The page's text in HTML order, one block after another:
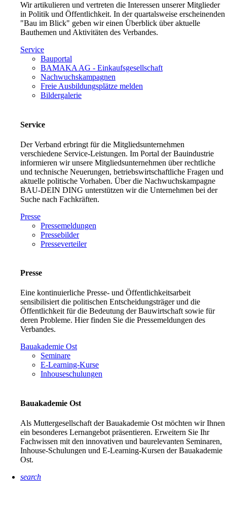
Wir artikulieren und vertreten die Interessen unserer Mitglieder
in Politik und Öffentlichkeit. In der quartalsweise erscheinenden
"Bau im Blick" geben wir einen Überblick über aktuelle
Bauthemen und Aktivitäten des Verbandes.
Service
Bauportal
BAMAKA AG - Einkaufsgesellschaft
Nachwuchskampagnen
Freie Ausbildungsplätze melden
Bildergalerie
Service
Der Verband erbringt für die Mitgliedsunternehmen
verschiedene Service-Leistungen. Im Portal der Bauindustrie
informieren wir unsere Mitgliedsunternehmen über rechtliche
und technische Neuerungen, betriebswirtschaftliche Fragen und
aktuelle politische Vorhaben. Über die Nachwuchskampagne
BAU-DEIN DING unterstützen wir die Unternehmen bei der
Suche nach Fachkräften.
Presse
Pressemeldungen
Pressebilder
Presseverteiler
Presse
Eine kontinuierliche Presse- und Öffentlichkeitsarbeit
sensibilisiert die politischen Entscheidungsträger und die
Öffentlichkeit für die Bedeutung der Bauwirtschaft sowie für
deren Probleme. Hier finden Sie die Pressemeldungen des
Verbandes.
Bauakademie Ost
Seminare
E-Learning-Kurse
Inhouseschulungen
Bauakademie Ost
Als Muttergesellschaft der Bauakademie Ost möchten wir Ihnen
ein besonderes Lernangebot präsentieren. Erweitern Sie Ihr
Fachwissen mit den innovativen und baurelevanten Seminaren,
Inhouse-Schulungen und E-Learning-Kursen der Bauakademie
Ost.
search